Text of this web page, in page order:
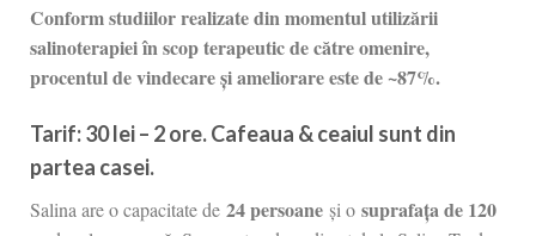
Conform studiilor realizate din momentul utilizării
salinoterapiei în scop terapeutic de către omenire,
procentul de vindecare și ameliorare este de ~87%.
Tarif: 30 lei – 2 ore. Cafeaua & ceaiul sunt din
partea casei.
Salina are o capacitate de 24 persoane și o suprafața de 120